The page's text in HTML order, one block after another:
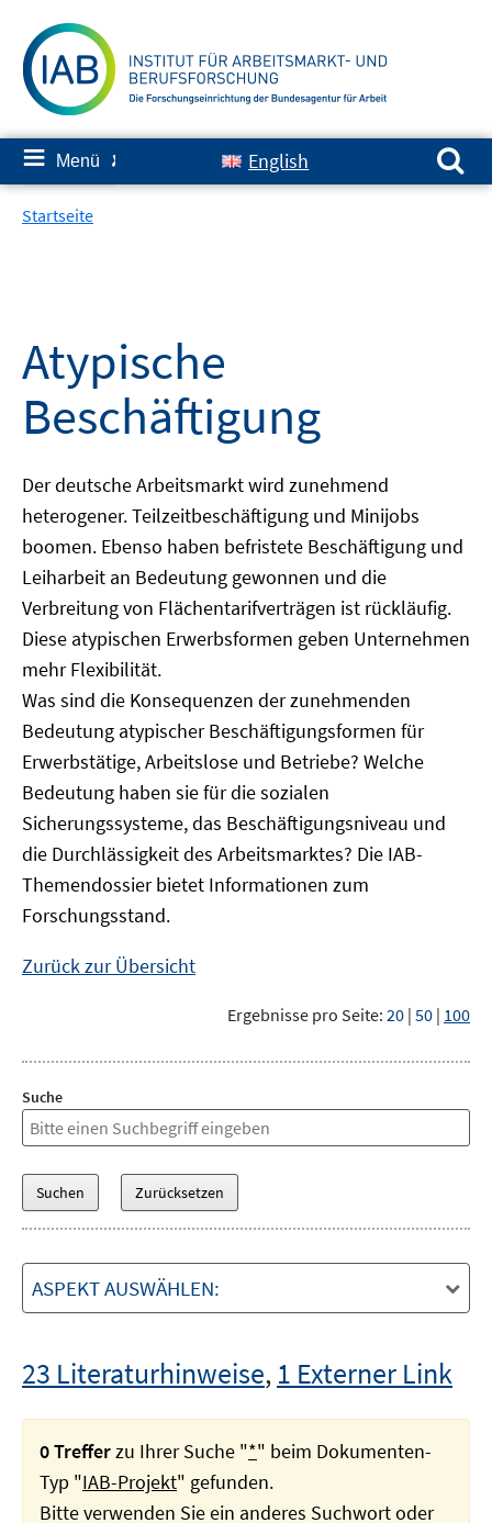
zum
Inhalt
≡ Menü ✘ English
Suchen nach:
Startseite
Atypische
Beschäftigung
Der deutsche Arbeitsmarkt wird zunehmend
heterogener. Teilzeitbeschäftigung und Minijobs
boomen. Ebenso haben befristete Beschäftigung und
Leiharbeit an Bedeutung gewonnen und die
Verbreitung von Flächentarifverträgen ist rückläufig.
Diese atypischen Erwerbsformen geben Unternehmen
mehr Flexibilität.
Was sind die Konsequenzen der zunehmenden
Bedeutung atypischer Beschäftigungsformen für
Erwerbstätige, Arbeitslose und Betriebe? Welche
Bedeutung haben sie für die sozialen
Sicherungssysteme, das Beschäftigungsniveau und
die Durchlässigkeit des Arbeitsmarktes? Die IAB-
Themendossier bietet Informationen zum
Forschungsstand.
Zurück zur Übersicht
Ergebnisse pro Seite: 20 | 50 | 100
Suche
ASPEKT AUSWÄHLEN:
23 Literaturhinweise, 1 Externer Link
0 Trefferzu Ihrer Suche "*" beim Dokumenten-
Typ "IAB-Projekt" gefunden.
Bitte verwenden Sie ein anderes Suchwort oder